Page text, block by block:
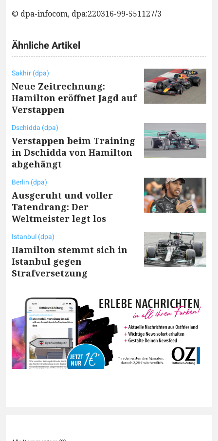
© dpa-infocom, dpa:220316-99-551127/3
Ähnliche Artikel
Sakhir (dpa)
Neue Zeitrechnung:
Hamilton eröffnet Jagd auf
Verstappen
Dschidda (dpa)
Verstappen beim Training
in Dschidda von Hamilton
abgehängt
Berlin (dpa)
Ausgeruht und voller
Tatendrang: Der
Weltmeister legt los
Istanbul (dpa)
Hamilton stemmt sich in
Istanbul gegen
Strafversetzung